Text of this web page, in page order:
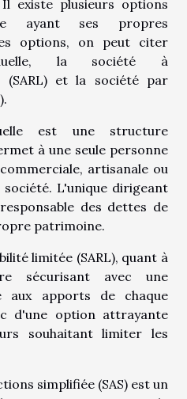
existe plusieurs options
ayant ses propres
options, on peut citer
la société à
(SARL) et la société par
est une structure
à une seule personne
artisanale ou
L'unique dirigeant
des dettes de
patrimoine.
limitée (SARL), quant à
sécurisant avec une
aux apports de chaque
d'une option attrayante
souhaitant limiter les
simplifiée (SAS) est un